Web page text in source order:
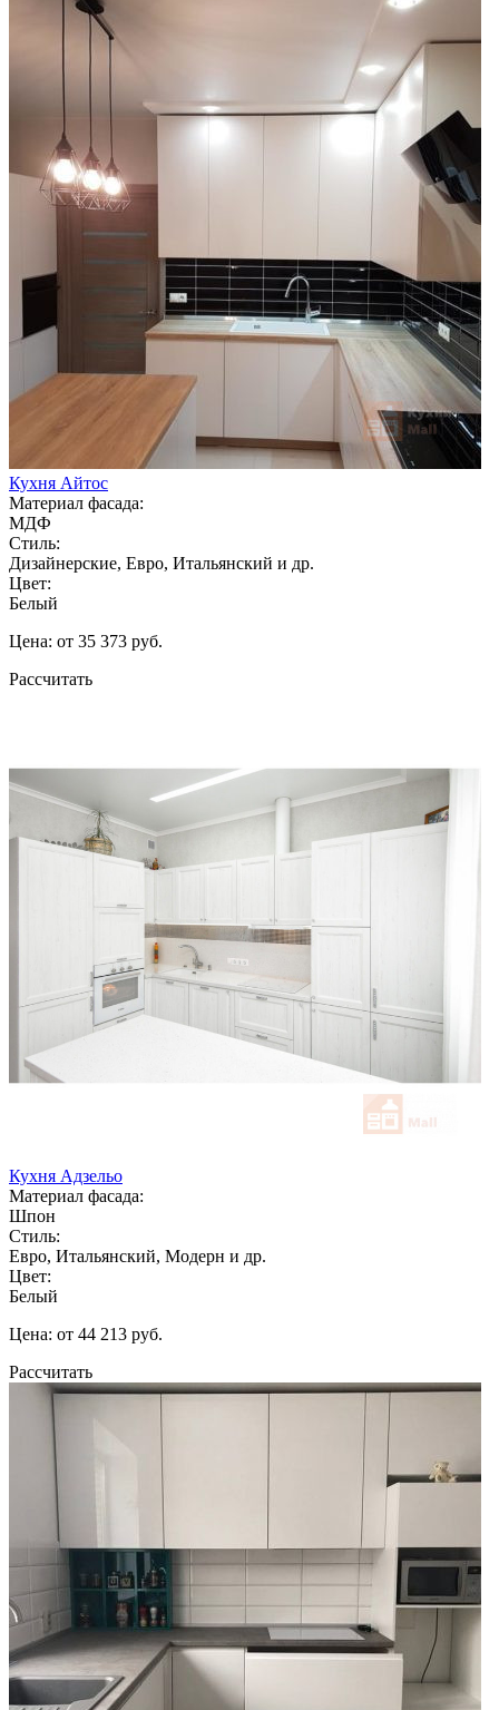
Кухня Айтос
Материал фасада:
МДФ
Стиль:
Дизайнерские, Евро, Итальянский и др.
Цвет:
Белый
Цена: от 35 373 руб.
Рассчитать
Кухня Адзельо
Материал фасада:
Шпон
Стиль:
Евро, Итальянский, Модерн и др.
Цвет:
Белый
Цена: от 44 213 руб.
Рассчитать